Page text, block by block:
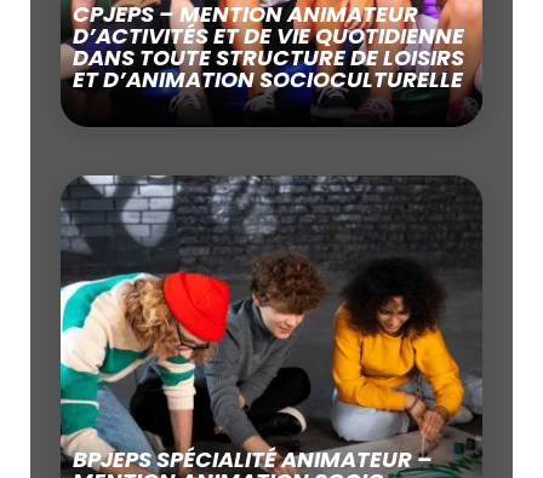
CPJEPS – MENTION ANIMATEUR
D’ACTIVITÉS ET DE VIE QUOTIDIENNE
DANS TOUTE STRUCTURE DE LOISIRS
ET D’ANIMATION SOCIOCULTURELLE
BPJEPS SPÉCIALITÉ ANIMATEUR –